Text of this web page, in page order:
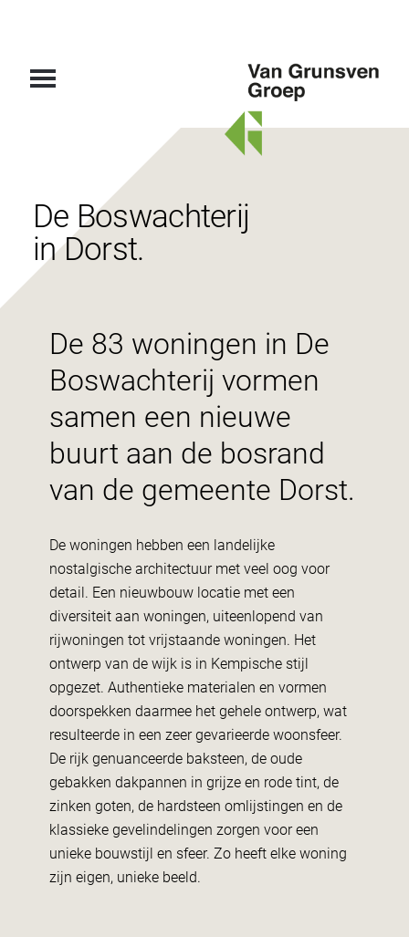
Groep
De Boswachterij
in Dorst.
De 83 woningen in De
Boswachterij vormen
samen een nieuwe
buurt aan de bosrand
van de gemeente Dorst.
De woningen hebben een landelijke
nostalgische architectuur met veel oog voor
detail. Een nieuwbouw locatie met een
diversiteit aan woningen, uiteenlopend van
rijwoningen tot vrijstaande woningen. Het
ontwerp van de wijk is in Kempische stijl
opgezet. Authentieke materialen en vormen
doorspekken daarmee het gehele ontwerp, wat
resulteerde in een zeer gevarieerde woonsfeer.
De rijk genuanceerde baksteen, de oude
gebakken dakpannen in grijze en rode tint, de
zinken goten, de hardsteen omlijstingen en de
klassieke gevelindelingen zorgen voor een
unieke bouwstijl en sfeer. Zo heeft elke woning
zijn eigen, unieke beeld.